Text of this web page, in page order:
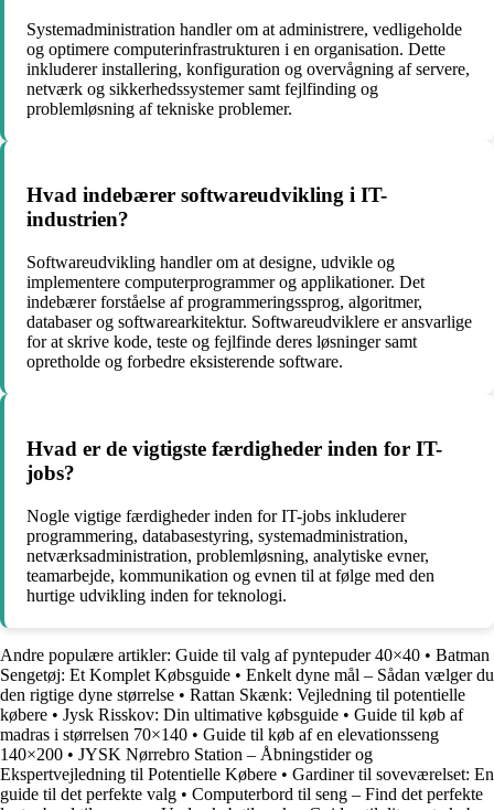
Systemadministration handler om at administrere, vedligeholde
og optimere computerinfrastrukturen i en organisation. Dette
inkluderer installering, konfiguration og overvågning af servere,
netværk og sikkerhedssystemer samt fejlfinding og
problemløsning af tekniske problemer.
Hvad indebærer softwareudvikling i IT-
industrien?
Softwareudvikling handler om at designe, udvikle og
implementere computerprogrammer og applikationer. Det
indebærer forståelse af programmeringssprog, algoritmer,
databaser og softwarearkitektur. Softwareudviklere er ansvarlige
for at skrive kode, teste og fejlfinde deres løsninger samt
opretholde og forbedre eksisterende software.
Hvad er de vigtigste færdigheder inden for IT-
jobs?
Nogle vigtige færdigheder inden for IT-jobs inkluderer
programmering, databasestyring, systemadministration,
netværksadministration, problemløsning, analytiske evner,
teamarbejde, kommunikation og evnen til at følge med den
hurtige udvikling inden for teknologi.
Andre populære artikler: Guide til valg af pyntepuder 40×40 • Batman
Sengetøj: Et Komplet Købsguide • Enkelt dyne mål – Sådan vælger du
den rigtige dyne størrelse • Rattan Skænk: Vejledning til potentielle
købere • Jysk Risskov: Din ultimative købsguide • Guide til køb af
madras i størrelsen 70×140 • Guide til køb af en elevationsseng
140×200 • JYSK Nørrebro Station – Åbningstider og
Ekspertvejledning til Potentielle Købere • Gardiner til soveværelset: En
guide til det perfekte valg • Computerbord til seng – Find det perfekte